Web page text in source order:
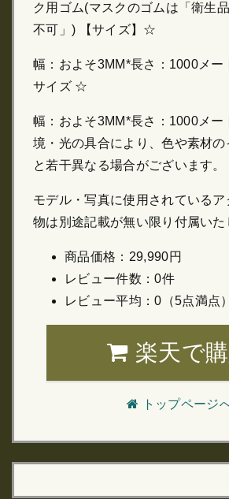
ク用ゴム(マスクのゴムは「衛生
不可」) 【サイズ】☆
幅：およそ3MM*長さ：1000メー
サイズ ☆
幅：およそ3MM*長さ：1000メー
境・光の具合により、色や素材
と若干異なる場合がございます。
モデル・写真に使用されている
物は別途記載が無い限り付属いた
商品価格：29,990円
レビュー件数：0件
レビュー平均：0（5点満点）
楽天で
トップページ